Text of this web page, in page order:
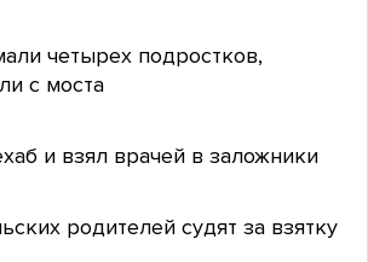
четырех подростков,
с моста
и взял врачей в заложники
родителей судят за взятку